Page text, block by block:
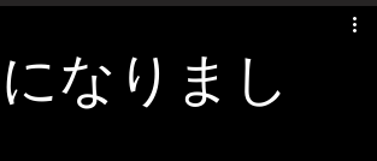
なりまし